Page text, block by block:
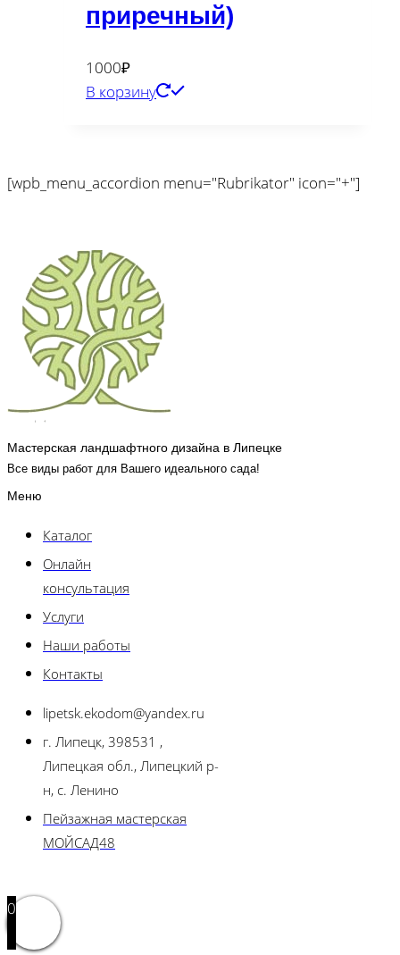
приречный)
1000₽
В корзину
[wpb_menu_accordion menu="Rubrikator" icon="+"]
Мастерская ландшафтного дизайна в Липецке
Все виды работ для Вашего идеального сада!
Меню
Каталог
Онлайн
консультация
Услуги
Наши работы
Контакты
lipetsk.ekodom@yandex.ru
г. Липецк, 398531 ,
Липецкая обл., Липецкий р-
н, с. Ленино
Пейзажная мастерская
МОЙСАД48
0